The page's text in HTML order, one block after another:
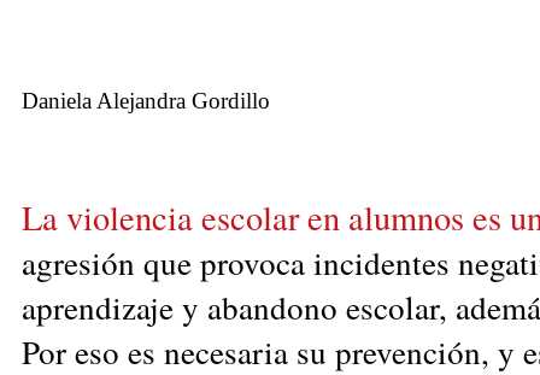
Daniela Alejandra Gordillo
La violencia escolar en alumnos es
agresión que provoca incidentes
aprendizaje y abandono escolar,
Por eso es necesaria su prevención,